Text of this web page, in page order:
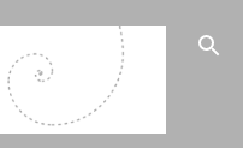
principal